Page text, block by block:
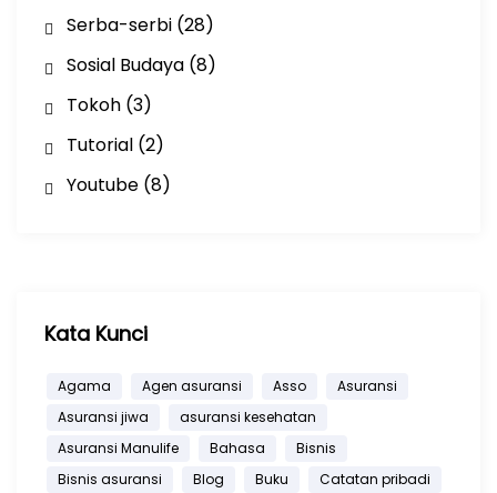
Serba-serbi(28)
Sosial Budaya(8)
Tokoh(3)
Tutorial(2)
Youtube(8)
Kata Kunci
Agama Agen asuransi Asso
Asuransi
Asuransi jiwa
asuransi kesehatan
Asuransi Manulife
Bahasa
Bisnis
Bisnis asuransi
Blog Buku
Catatan pribadi